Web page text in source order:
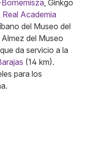
, Ginkgo
Real Academia
del Museo del
del Museo
da servicio a la
(14 km).
para los